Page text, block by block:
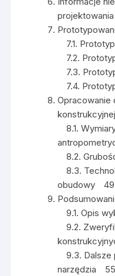
7.1.
7.2.
7.3.
7.4.
Opracowanie
8.1.
8.2.
8.3.
obudowy 49
9.1. Opis
9.2.
9.3. Dalsze
narzędzia 55